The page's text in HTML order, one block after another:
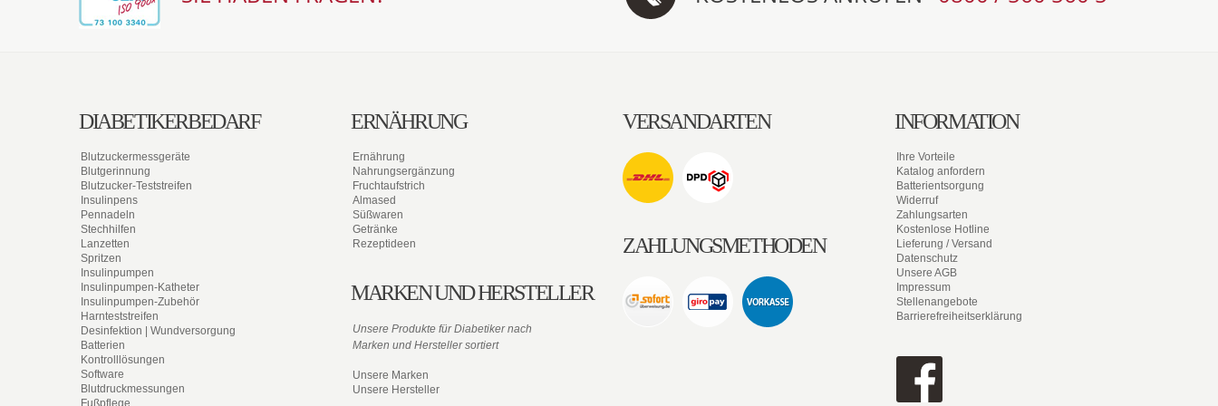
DIABETIKERBEDARF
Blutzuckermessgeräte
Blutgerinnung
Blutzucker-Teststreifen
Insulinpens
Pennadeln
Stechhilfen
Lanzetten
Spritzen
Insulinpumpen
Insulinpumpen-Katheter
Insulinpumpen-Zubehör
Harnteststreifen
Desinfektion | Wundversorgung
Batterien
Kontrolllösungen
Software
Blutdruckmessungen
Fußpflege
ERNÄHRUNG
Ernährung
Nahrungsergänzung
Fruchtaufstrich
Almased
Süßwaren
Getränke
Rezeptideen
MARKEN UND HERSTELLER
Unsere Produkte für Diabetiker nach
Marken und Hersteller sortiert
Unsere Marken
Unsere Hersteller
VERSANDARTEN
ZAHLUNGSMETHODEN
INFORMATION
Ihre Vorteile
Katalog anfordern
Batterientsorgung
Widerruf
Zahlungsarten
Kostenlose Hotline
Lieferung / Versand
Datenschutz
Unsere AGB
Impressum
Stellenangebote
Barrierefreiheitserklärung